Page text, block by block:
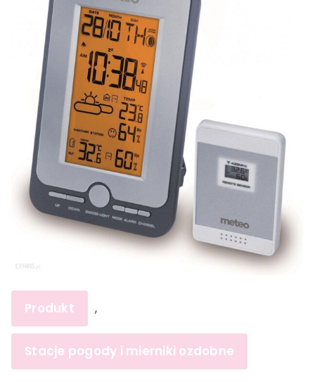
Produkt ,
Stacje pogody i mierniki ozdobne